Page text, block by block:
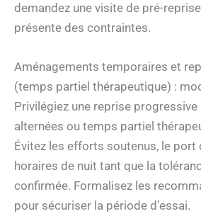
demandez une visite de pré-
présente des contraintes.
Aménagements temporaires et
(temps partiel thérapeutique) :
Privilégiez une reprise progressive
alternées ou temps partiel
Évitez les efforts soutenus, le port
horaires de nuit tant que la
confirmée. Formalisez les
pour sécuriser la période d’essai.